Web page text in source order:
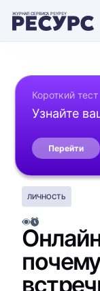
ЖУРНАЛ СЕРВИСА PSYPSY
Короткий тест
Узнайте
Перейти
ЛИЧНОСТЬ